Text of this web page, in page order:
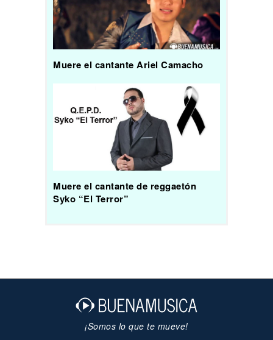
Muere el cantante Ariel Camacho
Muere el cantante de reggaetón
Syko “El Terror”
¡Somos lo que te mueve!